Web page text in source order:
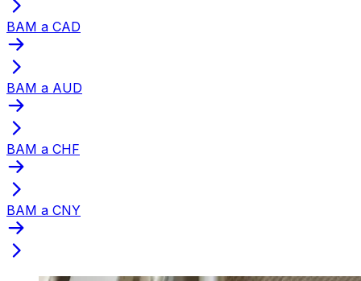
BAM a CAD
BAM a AUD
BAM a CHF
BAM a CNY